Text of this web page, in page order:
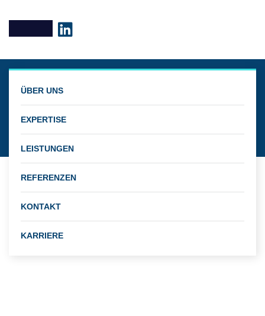
ÜBER UNS
EXPERTISE
LEISTUNGEN
REFERENZEN
KONTAKT
KARRIERE
Frohnhöfer